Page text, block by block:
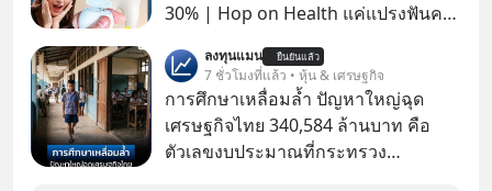
30% | Hop on Health แค่แปรงฟันคง
อายุ 5,000 คน มีข้อมูลที่น่าสนใจเกี่ยว
กับโรคต่างๆที่เกิดจากการไม่ใช้ไหมขัด
ฟันเป็นประจำ เสี่ยงเกิดโรคนำไปสู่การ
เสียชีวิต...อะไรคือสาเหตุติดตามได้ใน
ลงทุนแมน ยืนยันแล้ว
7 ชั่วโมงที่แล้ว • หุ้น & เศรษฐกิจ
การศึกษาเหลื่อมล้ำ ปัญหาใหญ่ฉุด
เศรษฐกิจไทย 340,584 ล้านบาท คือ
ตัวเลขงบประมาณที่กระทรวง